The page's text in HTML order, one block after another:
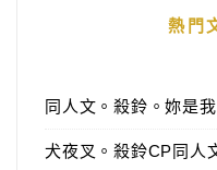
熱門
同人文。殺鈴。妳是
犬夜叉。殺鈴CP同人